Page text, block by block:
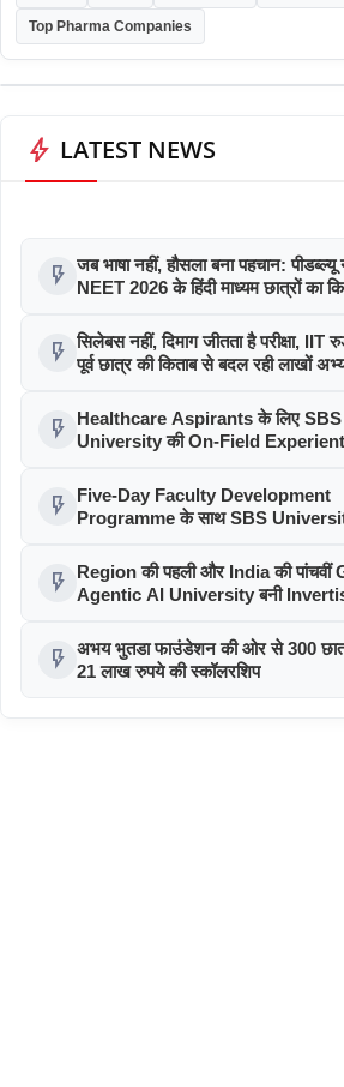
Top Pharma Companies
bolt LATEST NEWS
flash_on जब भाषा नहीं, हौसला बना पहचान: पीडब्ल्यू
NEET 2026 के हिंदी माध्यम छात्रों का
flash_on सिलेबस नहीं, दिमाग जीतता है परीक्षा, IIT
पूर्व छात्र की किताब से बदल रही लाखों
flash_on
Healthcare Aspirants के लिए SBS
University की On-Field
flash_on
Five-Day Faculty Development
Programme के साथ SBS
flash_on
Region की पहली और India की पांचवीं
Agentic AI University बनी
flash_on अभय भुतडा फाउंडेशन की ओर से 300
21 लाख रुपये की स्कॉलरशिप